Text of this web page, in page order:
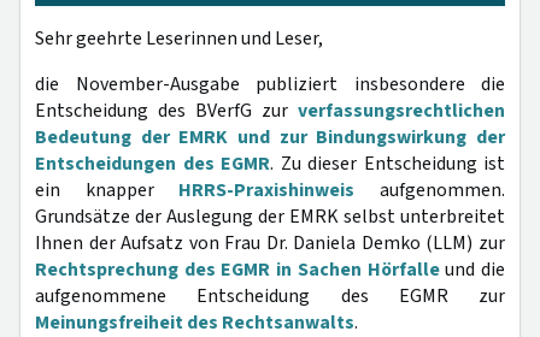
Sehr geehrte Leserinnen und Leser,
die November-Ausgabe publiziert insbesondere die
Entscheidung des BVerfG zur verfassungsrechtlichen
Bedeutung der EMRK und zur Bindungswirkung der
Entscheidungen des EGMR. Zu dieser Entscheidung ist
ein knapper HRRS-Praxishinweis aufgenommen.
Grundsätze der Auslegung der EMRK selbst unterbreitet
Ihnen der Aufsatz von Frau Dr. Daniela Demko (LLM) zur
Rechtsprechung des EGMR in Sachen Hörfalleund die
aufgenommene Entscheidung des EGMR zur
Meinungsfreiheit des Rechtsanwalts.